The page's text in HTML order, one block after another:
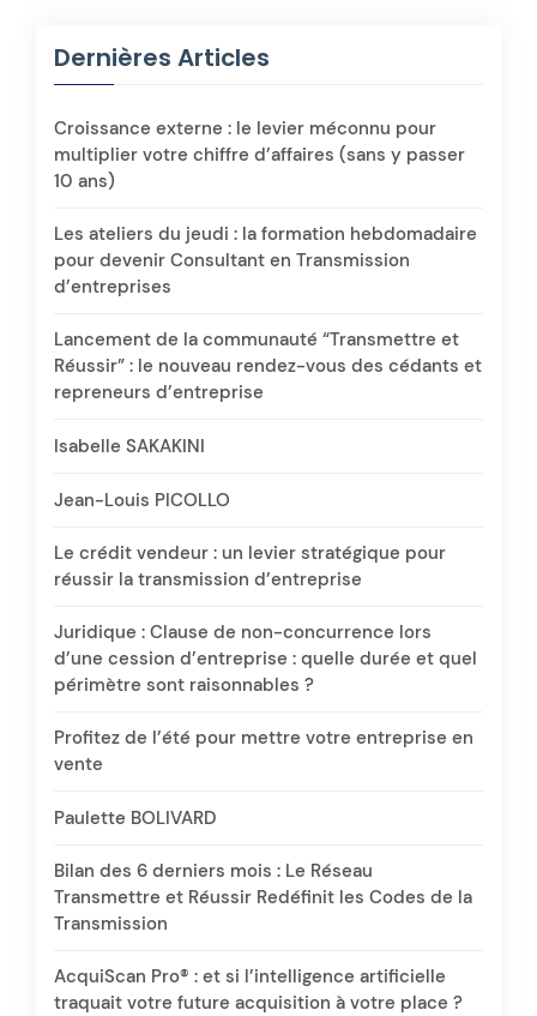
Dernières Articles
Croissance externe : le levier méconnu pour
multiplier votre chiffre d’affaires (sans y passer
10 ans)
Les ateliers du jeudi : la formation hebdomadaire
pour devenir Consultant en Transmission
d’entreprises
Lancement de la communauté “Transmettre et
Réussir” : le nouveau rendez-vous des cédants et
repreneurs d’entreprise
Isabelle SAKAKINI
Jean-Louis PICOLLO
Le crédit vendeur : un levier stratégique pour
réussir la transmission d’entreprise
Juridique : Clause de non-concurrence lors
d’une cession d’entreprise : quelle durée et quel
périmètre sont raisonnables ?
Profitez de l’été pour mettre votre entreprise en
vente
Paulette BOLIVARD
Bilan des 6 derniers mois : Le Réseau
Transmettre et Réussir Redéfinit les Codes de la
Transmission
AcquiScan Pro® : et si l’intelligence artificielle
traquait votre future acquisition à votre place ?